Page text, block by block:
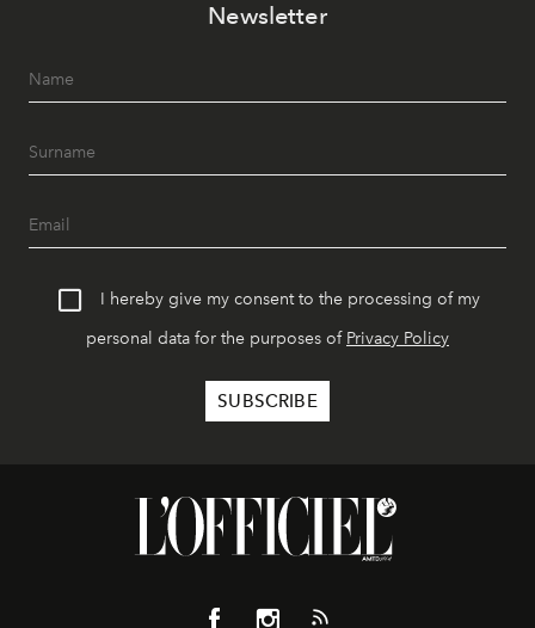
Newsletter
I hereby give my consent to the processing of my
personal data for the purposes of Privacy Policy